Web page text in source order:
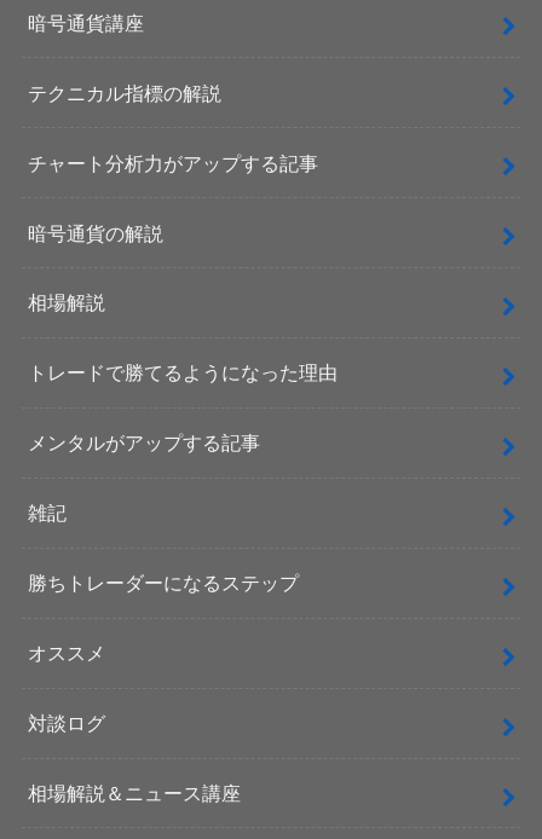
暗号通貨講座
テクニカル指標の解説
チャート分析力がアップする記事
暗号通貨の解説
相場解説
トレードで勝てるようになった理由
メンタルがアップする記事
雑記
勝ちトレーダーになるステップ
オススメ
対談ログ
相場解説＆ニュース講座